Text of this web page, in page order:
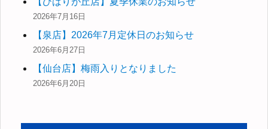
2026年7月16日
【泉店】2026年7月定休日のお知らせ
2026年6月27日
【仙台店】梅雨入りとなりました
2026年6月20日